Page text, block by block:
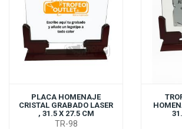
PLACA HOMENAJE
CRISTAL GRABADO LASER
, 31.5 X 27.5 CM
TR-98